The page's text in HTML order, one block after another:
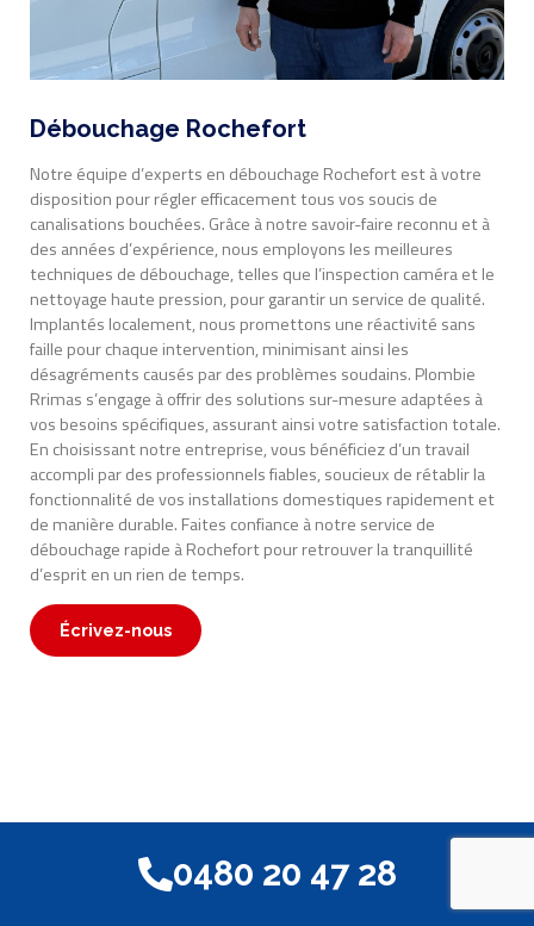
Débouchage Rochefort
Notre équipe d’experts en débouchage Rochefort est à votre
disposition pour régler efficacement tous vos soucis de
canalisations bouchées. Grâce à notre savoir-faire reconnu et à
des années d’expérience, nous employons les meilleures
techniques de débouchage, telles que l’inspection caméra et le
nettoyage haute pression, pour garantir un service de qualité.
Implantés localement, nous promettons une réactivité sans
faille pour chaque intervention, minimisant ainsi les
désagréments causés par des problèmes soudains. Plombie
Rrimas s’engage à offrir des solutions sur-mesure adaptées à
vos besoins spécifiques, assurant ainsi votre satisfaction totale.
En choisissant notre entreprise, vous bénéficiez d’un travail
accompli par des professionnels fiables, soucieux de rétablir la
fonctionnalité de vos installations domestiques rapidement et
de manière durable. Faites confiance à notre service de
débouchage rapide à Rochefort pour retrouver la tranquillité
d’esprit en un rien de temps.
Écrivez-nous
0480 20 47 28